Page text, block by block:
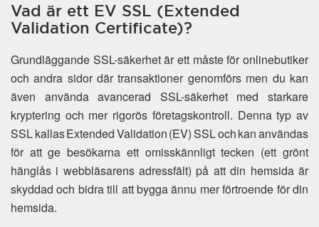
Vad är ett EV SSL (Extended
Validation Certificate)?
Grundläggande SSL-säkerhet är ett måste för onlinebutiker
och andra sidor där transaktioner genomförs men du kan
även använda avancerad SSL-säkerhet med starkare
kryptering och mer rigorös företagskontroll. Denna typ av
SSL kallas Extended Validation (EV) SSL och kan användas
för att ge besökarna ett omisskännligt tecken (ett grönt
hänglås i webbläsarens adressfält) på att din hemsida är
skyddad och bidra till att bygga ännu mer förtroende för din
hemsida.